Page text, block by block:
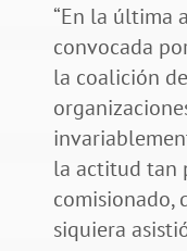
“En la última
convocada
la coalición
la actitud tan
comisionado,
siquiera